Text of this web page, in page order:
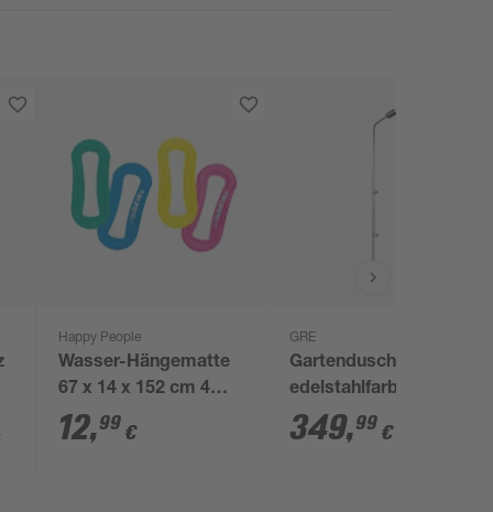
Happy People
Wasser-Hängematte
67 x 14 x 152 cm 4
Farben sortiert
12,99 €
GRE
Gartendusche
edelstahlfarben 216
cm
349,99 €